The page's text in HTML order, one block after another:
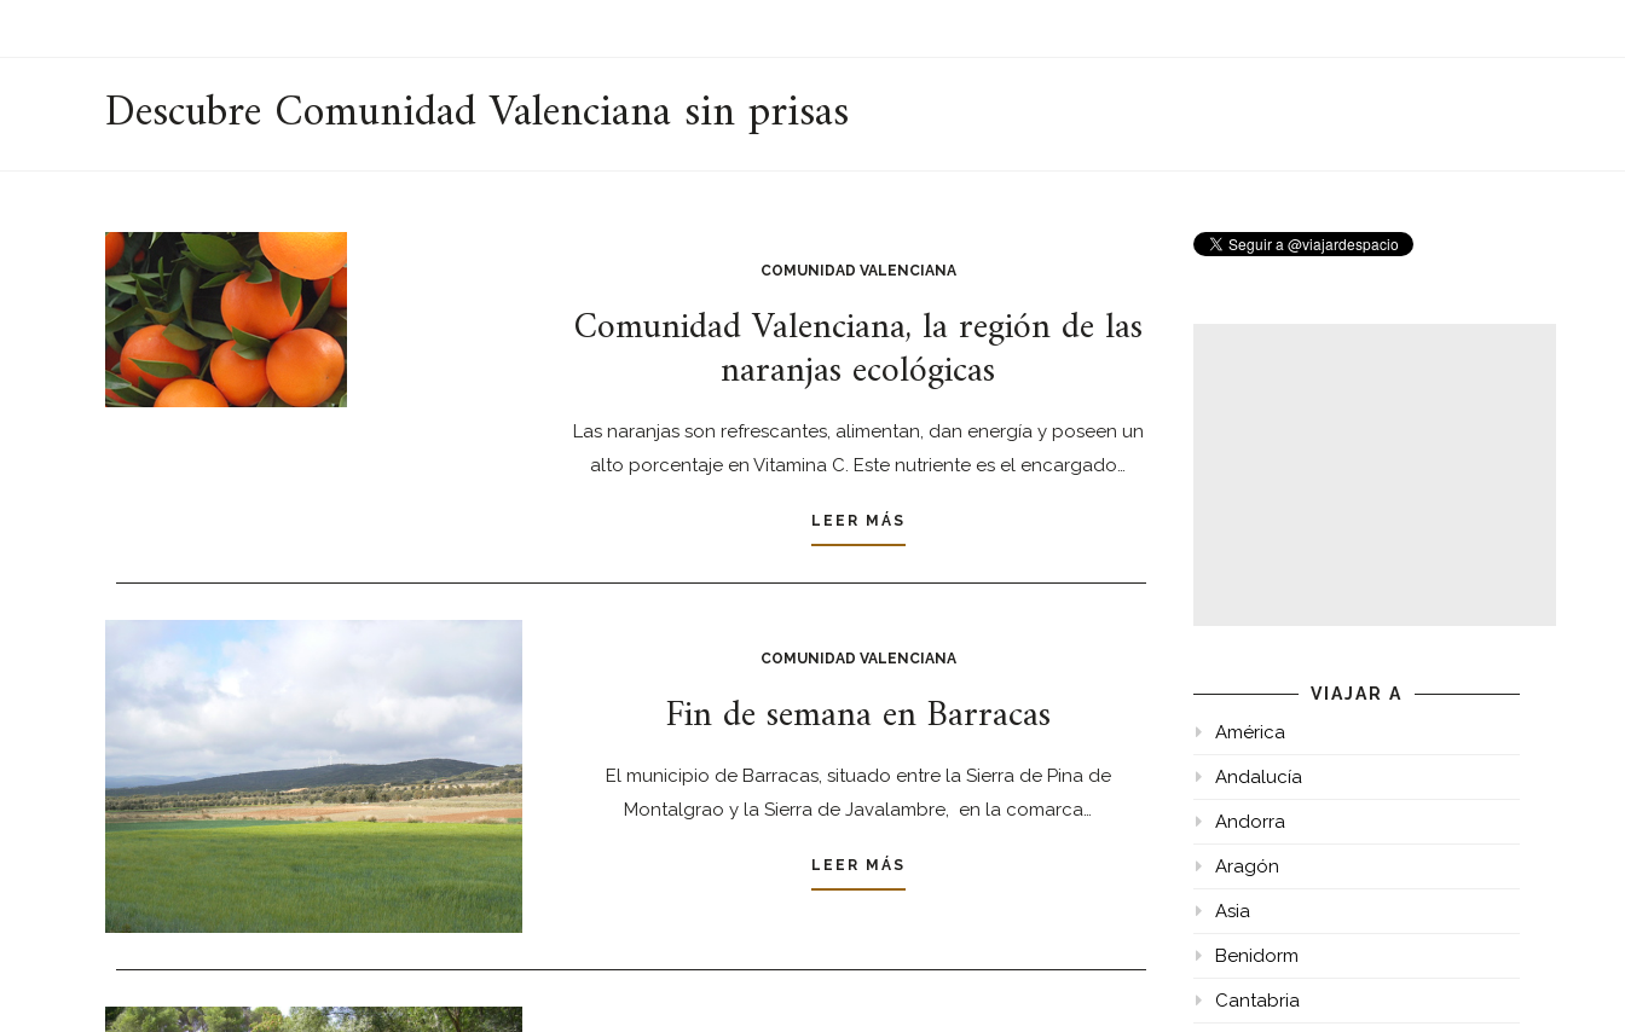
Descubre Comunidad Valenciana sin prisas
COMUNIDAD VALENCIANA
Comunidad Valenciana, la región de las
naranjas ecológicas
Las naranjas son refrescantes, alimentan, dan energía y poseen un
alto porcentaje en Vitamina C. Este nutriente es el encargado…
LEER MÁS
COMUNIDAD VALENCIANA
Fin de semana en Barracas
El municipio de Barracas, situado entre la Sierra de Pina de
Montalgrao y la Sierra de Javalambre, en la comarca…
LEER MÁS
VIAJAR A
América
Andalucía
Andorra
Aragón
Asia
Benidorm
Cantabria